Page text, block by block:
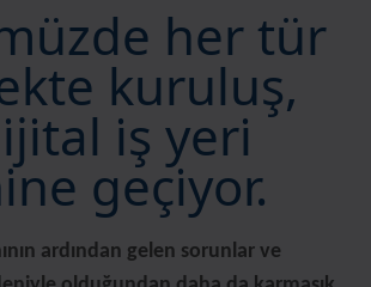
her tür
kuruluş,
i̇ş yeri̇
geçi̇yor.
ardından gelen sorunlar ve